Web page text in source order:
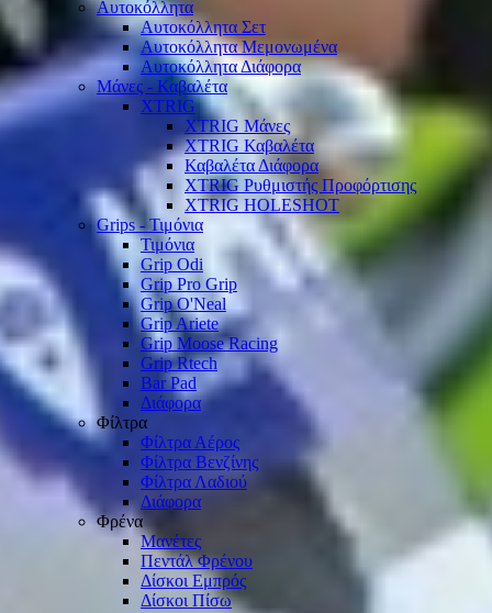
Αυτοκόλλητα
Αυτοκόλλητα Σετ
Αυτοκόλλητα Μεμονωμένα
Αυτοκόλλητα Διάφορα
Μάνες - Καβαλέτα
XTRIG
XTRIG Μάνες
XTRIG Καβαλέτα
Καβαλέτα Διάφορα
XTRIG Ρυθμιστής Προφόρτισης
XTRIG HOLESHOT
Grips - Τιμόνια
Τιμόνια
Grip Odi
Grip Pro Grip
Grip O'Neal
Grip Ariete
Grip Moose Racing
Grip Rtech
Bar Pad
Διάφορα
Φίλτρα
Φίλτρα Αέρος
Φίλτρα Βενζίνης
Φίλτρα Λαδιού
Διάφορα
Φρένα
Μανέτες
Πεντάλ Φρένου
Δίσκοι Εμπρός
Δίσκοι Πίσω